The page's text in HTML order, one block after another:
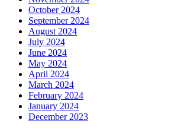
October 2024
September 2024
August 2024
July 2024
June 2024
May 2024
April 2024
March 2024
February 2024
January 2024
December 2023